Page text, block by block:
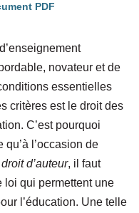
PDF
novateur et de
essentielles
critères est le droit des
C’est pourquoi
qu’à l’occasion de
d’auteur, il faut
loi qui permettent une
l’éducation. Une telle